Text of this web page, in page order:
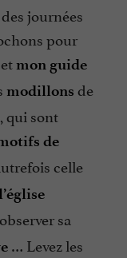
journées
pour
mon guide
modillons de
qui sont
de
celle
sa
… Levez les